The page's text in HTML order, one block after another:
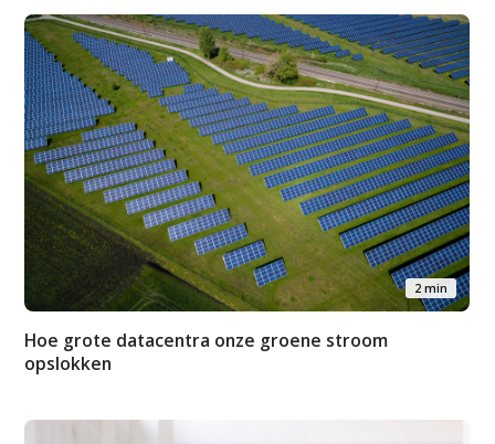
2 min
Hoe grote datacentra onze groene stroom
opslokken